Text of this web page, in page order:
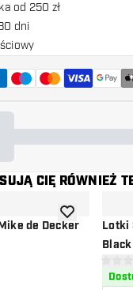
od 250 zł
dni
CIĘ RÓWNIEŻ
de Decker
recenzji
dodaj do listy
Lotki
Black
0